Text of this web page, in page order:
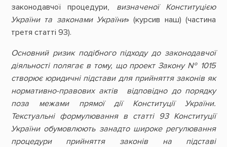
законодавчої процедури, визначеної Конституцією
України та законами України» (курсив наш) (частина
третя статті 93).
Основний ризик подібного підходу до законодавчої
діяльності полягає в тому, що проект Закону № 1015
створює юридичні підстави для прийняття законів як
нормативно-правових актів відповідно до порядку
поза межами прямої дії Конституції України.
Текстуальні формулювання в статті 93 Конституції
України обумовлюють занадто широке регулювання
процедури прийняття законів на підставі